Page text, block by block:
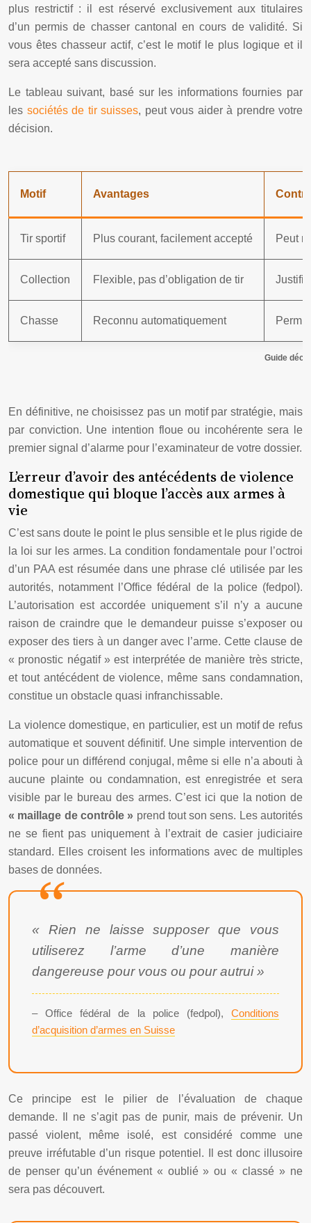
plus restrictif : il est réservé exclusivement aux titulaires
d’un permis de chasser cantonal en cours de validité. Si
vous êtes chasseur actif, c’est le motif le plus logique et il
sera accepté sans discussion.
Le tableau suivant, basé sur les informations fournies par
les sociétés de tir suisses, peut vous aider à prendre votre
décision.
Guide
Motif Avantages
Tir sportif Plus courant, facilement accepté Peut
Collection Flexible, pas d’obligation de tir
Chasse Reconnu automatiquement
En définitive, ne choisissez pas un motif par stratégie, mais
par conviction. Une intention floue ou incohérente sera le
premier signal d’alarme pour l’examinateur de votre dossier.
L’erreur d’avoir des antécédents de violence
domestique qui bloque l’accès aux armes à
vie
C’est sans doute le point le plus sensible et le plus rigide de
la loi sur les armes. La condition fondamentale pour l’octroi
d’un PAA est résumée dans une phrase clé utilisée par les
autorités, notamment l’Office fédéral de la police (fedpol).
L’autorisation est accordée uniquement s’il n’y a aucune
raison de craindre que le demandeur puisse s’exposer ou
exposer des tiers à un danger avec l’arme. Cette clause de
« pronostic négatif » est interprétée de manière très stricte,
et tout antécédent de violence, même sans condamnation,
constitue un obstacle quasi infranchissable.
La violence domestique, en particulier, est un motif de refus
automatique et souvent définitif. Une simple intervention de
police pour un différend conjugal, même si elle n’a abouti à
aucune plainte ou condamnation, est enregistrée et sera
visible par le bureau des armes. C’est ici que la notion de
« maillage de contrôle » prend tout son sens. Les autorités
ne se fient pas uniquement à l’extrait de casier judiciaire
standard. Elles croisent les informations avec de multiples
bases de données.
« Rien ne laisse supposer que vous
utiliserez l’arme d’une manière
dangereuse pour vous ou pour autrui »
– Office fédéral de la police (fedpol), Conditions
d’acquisition d’armes en Suisse
Ce principe est le pilier de l’évaluation de chaque
demande. Il ne s’agit pas de punir, mais de prévenir. Un
passé violent, même isolé, est considéré comme une
preuve irréfutable d’un risque potentiel. Il est donc illusoire
de penser qu’un événement « oublié » ou « classé » ne
sera pas découvert.